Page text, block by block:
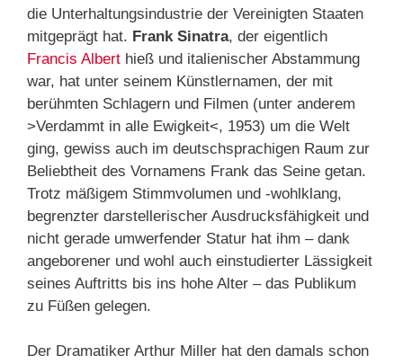
die Unterhaltungsindustrie der Vereinigten Staaten
mitgeprägt hat. Frank Sinatra, der eigentlich
Francis Albert hieß und italienischer Abstammung
war, hat unter seinem Künstlernamen, der mit
berühmten Schlagern und Filmen (unter anderem
>Verdammt in alle Ewigkeit<, 1953) um die Welt
ging, gewiss auch im deutschsprachigen Raum zur
Beliebtheit des Vornamens Frank das Seine getan.
Trotz mäßigem Stimmvolumen und -wohlklang,
begrenzter darstellerischer Ausdrucksfähigkeit und
nicht gerade umwerfender Statur hat ihm – dank
angeborener und wohl auch einstudierter Lässigkeit
seines Auftritts bis ins hohe Alter – das Publikum
zu Füßen gelegen.
Der Dramatiker Arthur Miller hat den damals schon